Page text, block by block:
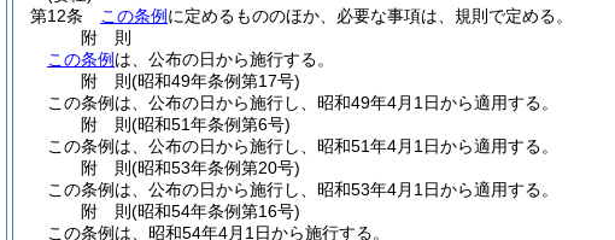
第12条
この条例 に定めるもののほか、必要な事項は、規則で定める。
附 則
この条例 は、公布の日から施行する。
附 則(昭和49年条例第17号)
この条例は、公布の日から施行し、昭和49年4月1日から適用する。
附 則(昭和51年条例第6号)
この条例は、公布の日から施行し、昭和51年4月1日から適用する。
附 則(昭和53年条例第20号)
この条例は、公布の日から施行し、昭和53年4月1日から適用する。
附 則(昭和54年条例第16号)
この条例は、昭和54年4月1日から施行する。